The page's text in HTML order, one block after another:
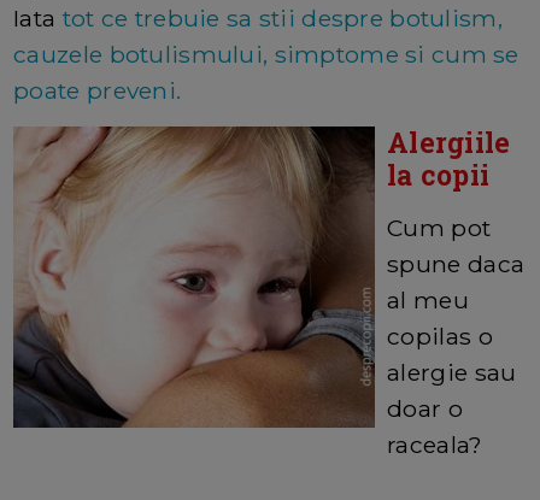
Iata tot ce trebuie sa stii despre botulism,
cauzele botulismului, simptome si cum se
poate preveni.
Alergiile
la copii
Cum pot
spune daca
al meu
copilas o
alergie sau
doar o
raceala?